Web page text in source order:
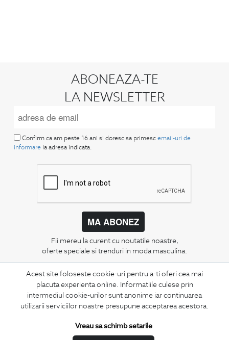
Acest site foloseste cookie-uri pentru a-ti oferi cea mai
placuta experienta online. Informatiile culese prin
intermediul cookie-urilor sunt anonime iar continuarea
utilizarii serviciilor noastre presupune acceptarea acestora.
Vreau sa schimb setarile
ABONEAZA-TE
LA NEWSLETTER
Confirm ca am peste 16 ani si doresc sa primesc email-uri de
informare la adresa indicata.
MA ABONEZ
Fii mereu la curent cu noutatile noastre,
oferte speciale si trenduri in moda masculina.
CONCIERGE
Termeni si conditii
Schimburi si retur
Feedback site